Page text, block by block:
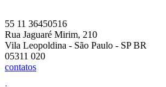
55 11 36450516
Rua Jaguaré Mirim, 210
Vila Leopoldina - São Paulo - SP BR
05311 020
contatos